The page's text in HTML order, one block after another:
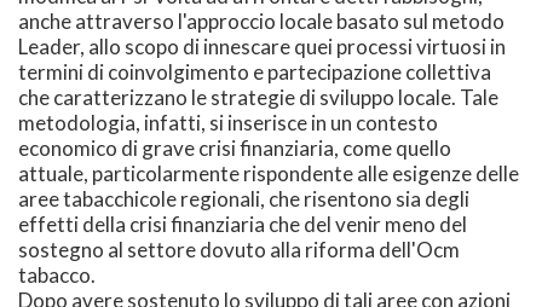
anche attraverso l'approccio locale basato sul metodo
Leader, allo scopo di innescare quei processi virtuosi in
termini di coinvolgimento e partecipazione collettiva
che caratterizzano le strategie di sviluppo locale. Tale
metodologia, infatti, si inserisce in un contesto
economico di grave crisi finanziaria, come quello
attuale, particolarmente rispondente alle esigenze delle
aree tabacchicole regionali, che risentono sia degli
effetti della crisi finanziaria che del venir meno del
sostegno al settore dovuto alla riforma dell'Ocm
tabacco.
Dopo avere sostenuto lo sviluppo di tali aree con azioni